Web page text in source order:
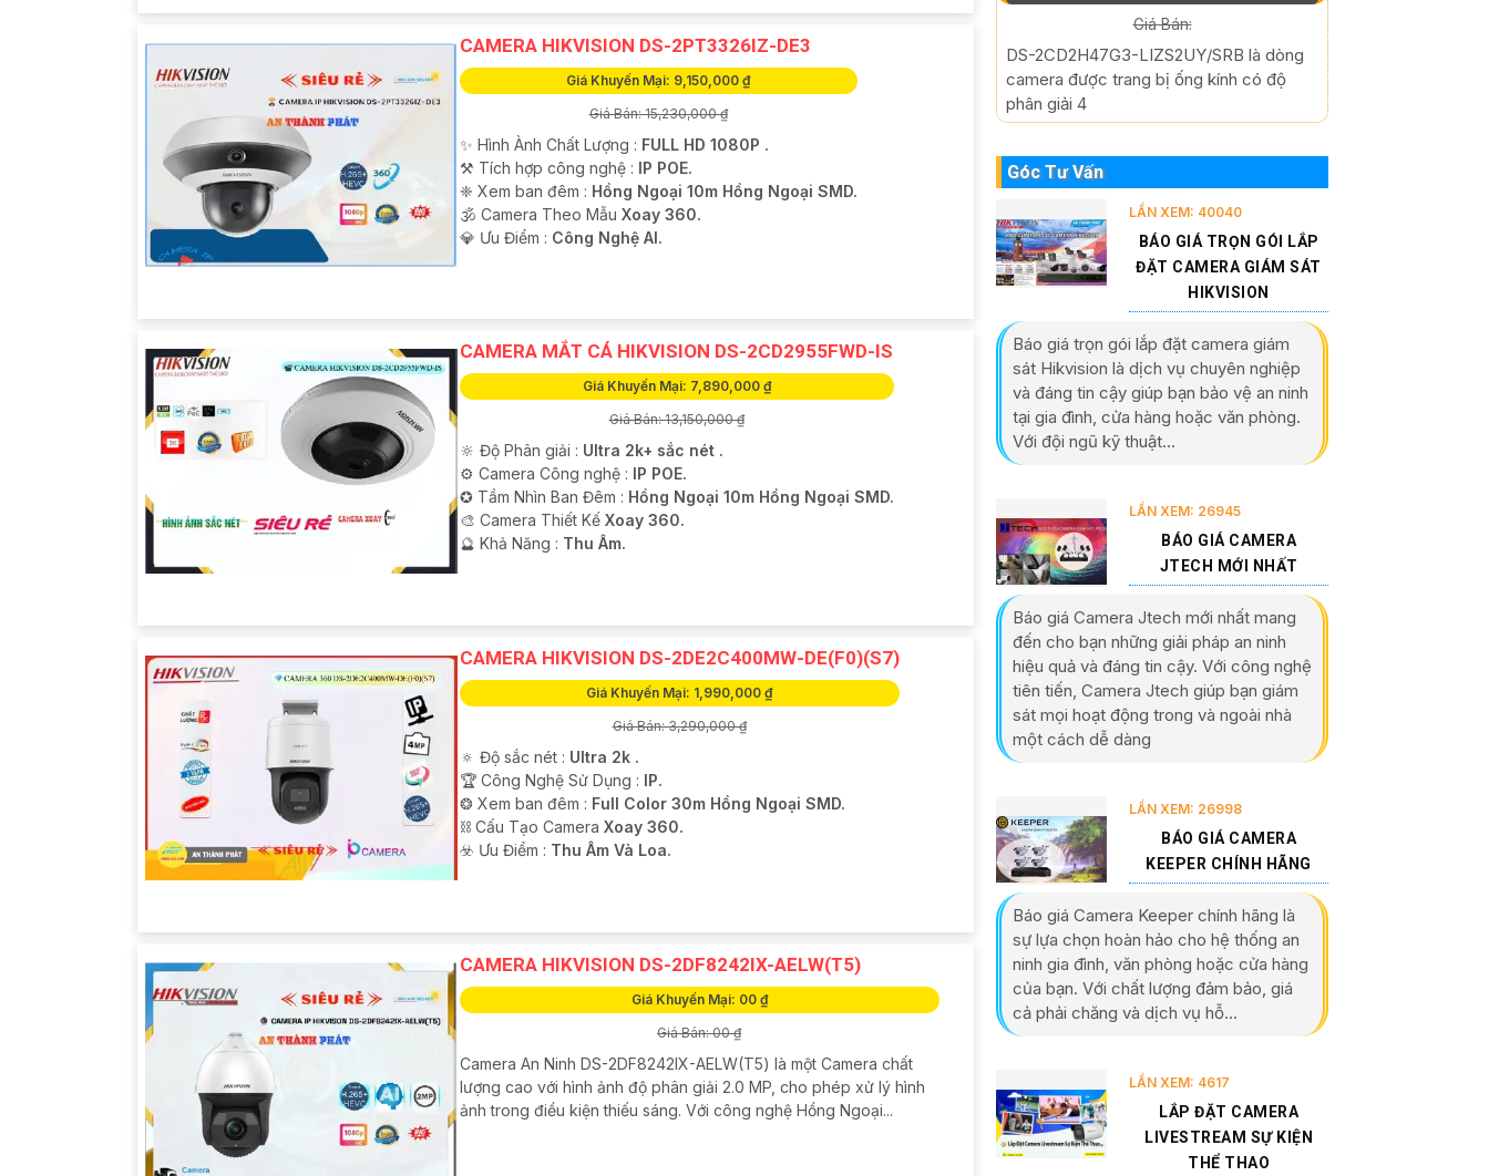
CAMERA HIKVISION DS-2PT3326IZ-DE3
Giá Khuyến Mại: 9,150,000 ₫
Giá Bán: 15,230,000 ₫
✨ Hình Ành Chất Lượng : FULL HD 1080P .
⚒ Tích hợp công nghệ :
IP POE.
❈ Xem ban đêm : Hồng Ngoại 10m Hồng Ngoại SMD.
🕉️ Camera Theo Mẫu Xoay 360.
️💎 Ưu Điểm : Công Nghệ AI.
CAMERA MẮT CÁ HIKVISION DS-2CD2955FWD-IS
Giá Khuyến Mại: 7,890,000 ₫
Giá Bán: 13,150,000 ₫
🔆 Độ Phân giải : Ultra 2k+ sắc nét .
⚙ Camera Công nghệ :
IP POE.
✪ Tầm Nhìn Ban Đêm : Hồng Ngoại 10m Hồng Ngoại SMD.
🎨 Camera Thiết Kế Xoay 360.
️🔮 Khả Năng : Thu Âm.
CAMERA HIKVISION DS-2DE2C400MW-DE(F0)(S7)
Giá Khuyến Mại: 1,990,000 ₫
Giá Bán: 3,290,000 ₫
🔅 Độ sắc nét : Ultra 2k .
🏆 Công Nghệ Sử Dụng :
IP.
❂ Xem ban đêm : Full Color 30m Hồng Ngoại SMD.
⛓ Cấu Tạo Camera Xoay 360.
️☣️ Ưu Điểm : Thu Âm Và Loa.
CAMERA HIKVISION DS-2DF8242IX-AELW(T5)
Giá Khuyến Mại: 00 ₫
Giá Bán: 00 ₫
Camera An Ninh DS-2DF8242IX-AELW(T5) là một Camera chất
lượng cao với hình ảnh độ phân giải 2.0 MP, cho phép xử lý hình
ảnh trong điều kiện thiếu sáng. Với công nghệ Hồng Ngoại...
Giá Bán:
DS-2CD2H47G3-LIZS2UY/SRB là dòng
camera được trang bị ống kính có độ
phân giải 4
Góc Tư Vấn
LẦN XEM: 40040
BÁO GIÁ TRỌN GÓI LẮP
ĐẶT CAMERA GIÁM SÁT
HIKVISION
Báo giá trọn gói lắp đặt camera giám
sát Hikvision là dịch vụ chuyên nghiệp
và đáng tin cậy giúp bạn bảo vệ an ninh
tại gia đình, cửa hàng hoặc văn phòng.
Với đội ngũ kỹ thuật...
LẦN XEM: 26945
BÁO GIÁ CAMERA
JTECH MỚI NHẤT
Báo giá Camera Jtech mới nhất mang
đến cho bạn những giải pháp an ninh
hiệu quả và đáng tin cậy. Với công nghệ
tiên tiến, Camera Jtech giúp bạn giám
sát mọi hoạt động trong và ngoài nhà
một cách dễ dàng
LẦN XEM: 26998
BÁO GIÁ CAMERA
KEEPER CHÍNH HÃNG
Báo giá Camera Keeper chính hãng là
sự lựa chọn hoàn hảo cho hệ thống an
ninh gia đình, văn phòng hoặc cửa hàng
của bạn. Với chất lượng đảm bảo, giá
cả phải chăng và dịch vụ hỗ...
LẦN XEM: 4617
LẮP ĐẶT CAMERA
LIVESTREAM SỰ KIỆN
THỂ THAO